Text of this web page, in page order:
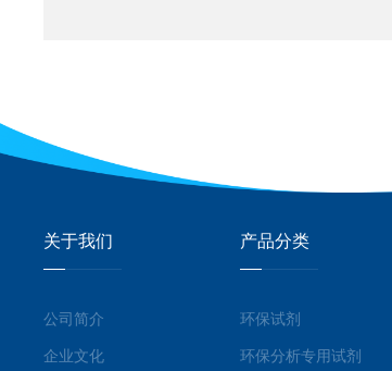
关于我们
公司简介
企业文化
产品分类
环保试剂
环保分析专用试剂